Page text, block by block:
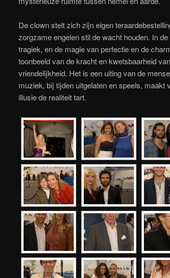
De clown stelt zich zijn eigen
zorgzame engelen stil de wacht houden. In
tragiek, en de magie van perfectie en de
toonbeeld van de kracht en kwetsbaarheid
vriendelijkheid. Het is een uiting van de
muziek, bij tijden uitgelaten en speels, maakt
illusie de realiteit tart.